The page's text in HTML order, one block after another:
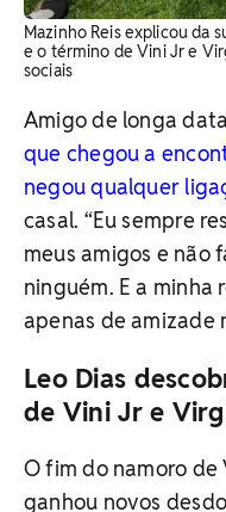
Mazinho Reis explicou da
e o término de Vini Jr e
sociais
Amigo de longa
que chegou a
negou qualquer
casal. “Eu sempre
meus amigos e não
ninguém. E a minha
apenas de amizade
Leo Dias
de Vini Jr e
O fim do namoro de
ganhou novos